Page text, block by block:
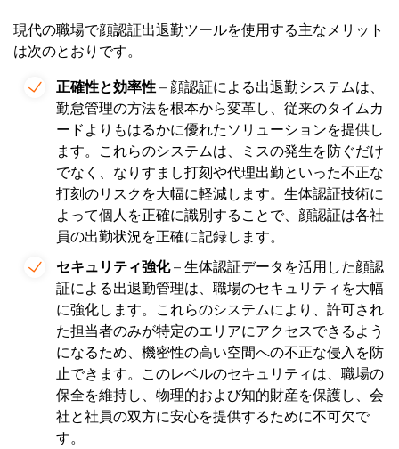
現代の職場で顔認証出退勤ツールを使用する主なメリット
は次のとおりです。
正確性と効率性– 顔認証による出退勤システムは、
勤怠管理の方法を根本から変革し、従来のタイムカ
ードよりもはるかに優れたソリューションを提供し
ます。これらのシステムは、ミスの発生を防ぐだけ
でなく、なりすまし打刻や代理出勤といった不正な
打刻のリスクを大幅に軽減します。生体認証技術に
よって個人を正確に識別することで、顔認証は各社
員の出勤状況を正確に記録します。
セキュリティ強化– 生体認証データを活用した顔認
証による出退勤管理は、職場のセキュリティを大幅
に強化します。これらのシステムにより、許可され
た担当者のみが特定のエリアにアクセスできるよう
になるため、機密性の高い空間への不正な侵入を防
止できます。このレベルのセキュリティは、職場の
保全を維持し、物理的および知的財産を保護し、会
社と社員の双方に安心を提供するために不可欠で
す。